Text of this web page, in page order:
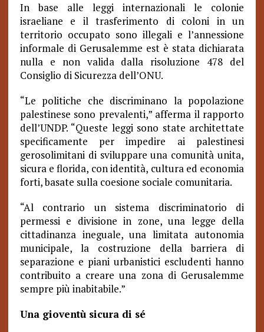
In base alle leggi internazionali le colonie
israeliane e il trasferimento di coloni in un
territorio occupato sono illegali e l’annessione
informale di Gerusalemme est è stata dichiarata
nulla e non valida dalla risoluzione 478 del
Consiglio di Sicurezza dell’ONU.
“Le politiche che discriminano la popolazione
palestinese sono prevalenti,” afferma il rapporto
dell’UNDP. “Queste leggi sono state architettate
specificamente per impedire ai palestinesi
gerosolimitani di sviluppare una comunità unita,
sicura e florida, con identità, cultura ed economia
forti, basate sulla coesione sociale comunitaria.
“Al contrario un sistema discriminatorio di
permessi e divisione in zone, una legge della
cittadinanza ineguale, una limitata autonomia
municipale, la costruzione della barriera di
separazione e piani urbanistici escludenti hanno
contribuito a creare una zona di Gerusalemme
sempre più inabitabile.”
Una gioventù sicura di sé